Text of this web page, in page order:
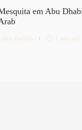
em Abu
Diethelm 1 min read